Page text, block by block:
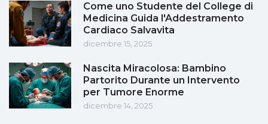
Come uno Studente del College di
Medicina Guida l'Addestramento
Cardiaco Salvavita
dicembre 15, 2025
Nascita Miracolosa: Bambino
Partorito Durante un Intervento
per Tumore Enorme
dicembre 14, 2025